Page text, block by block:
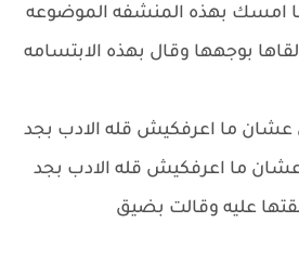
امسك بهذه المنشفه الموضوعه
بوجهها وقال بهذه الابتسامه
ما اعرفكيش قله الادب بجد
ما اعرفكيش قله الادب بجد
عليه وقالت بضيق